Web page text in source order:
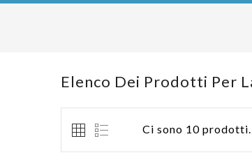
Elenco Dei Prodotti Per
Ci sono 10 prodotti.